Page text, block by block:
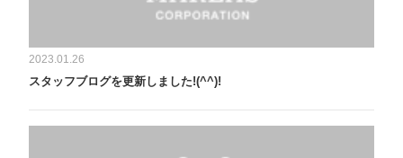
2023.01.26
スタッフブログを更新しました!(^^)!